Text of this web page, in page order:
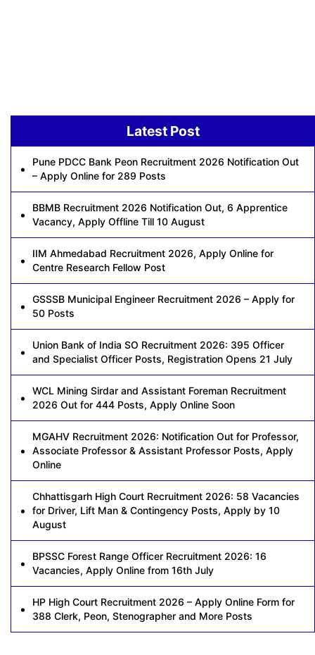
Latest Post
Pune PDCC Bank Peon Recruitment 2026 Notification Out
– Apply Online for 289 Posts
BBMB Recruitment 2026 Notification Out, 6 Apprentice
Vacancy, Apply Offline Till 10 August
IIM Ahmedabad Recruitment 2026, Apply Online for
Centre Research Fellow Post
GSSSB Municipal Engineer Recruitment 2026 – Apply for
50 Posts
Union Bank of India SO Recruitment 2026: 395 Officer
and Specialist Officer Posts, Registration Opens 21 July
WCL Mining Sirdar and Assistant Foreman Recruitment
2026 Out for 444 Posts, Apply Online Soon
MGAHV Recruitment 2026: Notification Out for Professor,
Associate Professor & Assistant Professor Posts, Apply
Online
Chhattisgarh High Court Recruitment 2026: 58 Vacancies
for Driver, Lift Man & Contingency Posts, Apply by 10
August
BPSSC Forest Range Officer Recruitment 2026: 16
Vacancies, Apply Online from 16th July
HP High Court Recruitment 2026 – Apply Online Form for
388 Clerk, Peon, Stenographer and More Posts